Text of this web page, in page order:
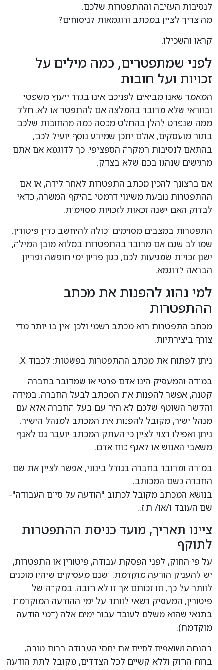
לנסיבות העזיבה וההתפטרות שלכם.
מה צריך לציין במכתב ודוגמאות לניסוחים?
קראו והשכילו.
לפני שמתפטרים, כמה מילים על
זכויות ועל חובות
המאמר שאנו מביאים לפניכם אינו בגדר ייעוץ משפטי
ובוודאי שלא מדובר בהמלצה אם להתפטר או לא. חלק
ממה שנפרט להלן בהחלט מכסה כמה מהחובות שלכם
בתור מועסקים, אולם יתכן שמידע נוסף יועיל לכם,
בהתאם לנסיבות המקרה הספציפי. כך לדוגמא אם אתם
מרגישים שנהגו בכם שלא בצדק.
אם ברצונך להכין מכתב התפטרות לאחר לידה, או אם
ההתפטרות נובעת משינוי דרמטי בהיקף המשרה, כדאי
לבדוק האם ישנה זכאות לזכויות מסוימות.
התפטרות במצבים מסוימים יכולה להיחשב כדין פיטורין.
שמו לב שגם אם מדובר בהתפטרות במלוא מובן המילה,
ישנן זכויות שמגיעות לכם, כגון פדיון ימי חופשה ופדיון
הבראה לדוגמא.
למי נהוג להפנות את מכתב
ההתפטרות
מכתב התפטרות הוא מכתב רשמי ולכן, אין בו יותר מדי
צורך ביצירתיות.
ניתן לפתוח את מכתב ההתפטרות בפשטות: לכבוד X.
במידה והמעסיק הינו אדם פרטי או שמדובר בחברה
קטנה, אפשר להפנות את המכתב לבעל החברה. במידה
והקשר השוטף שלכם לא היה עם בעל החברה אלא עם
מנהל ישיר, מקובל להפנות את המכתב למנהל הישיר.
ניתן ואפילו רצוי לציין כי העתק המכתב יועבר גם לאגף
משאבי האנוש או לאגף כוח אדם.
במידה ומדובר בחברה בגודל בינוני, אפשר לציין את שם
החברה כשם המכותב.
בנושא המכתב מקובל לכתוב "הודעה על סיום העבודה"-
שם העובד ו/או/ ת.ז..
ציינו תאריך, מועד כניסת ההתפטרות
לתוקף
על פי החוק, לפני הפסקת עבודה, פיטורין או התפטרות,
יש להעניק הודעה מוקדמת. ישנם מעסיקים שיהיו מוכנים
לוותר על כך, וזו זכותם אך זו לא חובה. במקרה של
פיטורין, המעסיק רשאי לוותר על ימי ההודעה המוקדמת
בתנאי שהוא משלם לעובד עבור ימים אלה (דמי הודעה
מוקדמת).
בהנחה ושואפים לסיים את יחסי העבודה ברוח טובה,
ברוח החוק וללא קשיים לכל הצדדים, מקובל לתת הודעה